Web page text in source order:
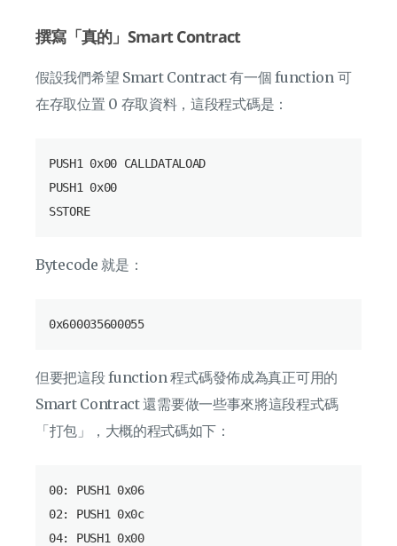
撰寫「真的」Smart Contract
假設我們希望 Smart Contract 有一個 function 可
在存取位置 0 存取資料，這段程式碼是：
PUSH1 0x00 CALLDATALOAD
PUSH1 0x00
SSTORE
Bytecode 就是：
0x600035600055
但要把這段 function 程式碼發佈成為真正可用的
Smart Contract 還需要做一些事來將這段程式碼
「打包」，大概的程式碼如下：
00: PUSH1 0x06
02: PUSH1 0x0c
04: PUSH1 0x00